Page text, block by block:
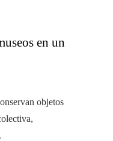
en un
objetos